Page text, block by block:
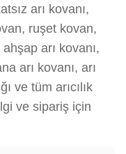
arı kovanı,
ruşet kovan,
arı kovanı,
arı kovanı, arı
ve tüm arıcılık
ve sipariş için